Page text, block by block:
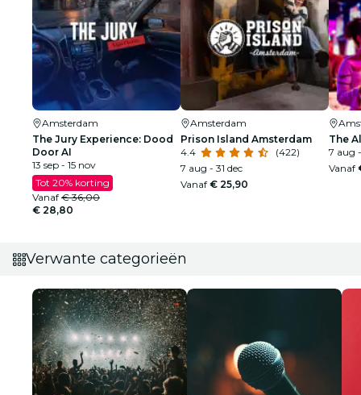
Amsterdam
The Jury Experience: Dood
Door AI
13 sep - 15 nov
Tot 20% korting
Vanaf € 36,00
€ 28,80
Amsterdam
Prison Island Amsterdam
4.4
(422)
7 aug - 31 dec
Vanaf € 25,90
The
7 aug
Vanaf
Verwante categorieën